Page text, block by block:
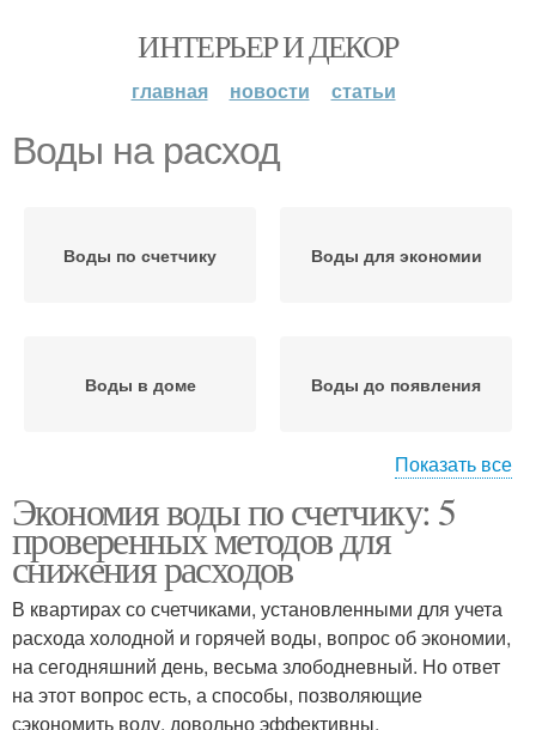
ИНТЕРЬЕР И ДЕКОР
главная новости статьи
Воды на расход
Воды по счетчику Воды для экономии
Воды в доме Воды до появления
Горячий вод
Показать все
Экономия воды по счетчику: 5
проверенных методов для
снижения расходов
В квартирах со счетчиками, установленными для учета
расхода холодной и горячей воды, вопрос об экономии,
на сегодняшний день, весьма злободневный. Но ответ
на этот вопрос есть, а способы, позволяющие
сэкономить воду, довольно эффективны.